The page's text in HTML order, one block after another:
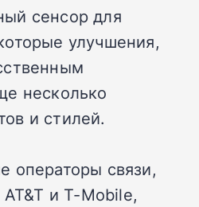
сенсор для
улучшения,
несколько
и стилей.
операторы связи,
и T-Mobile,